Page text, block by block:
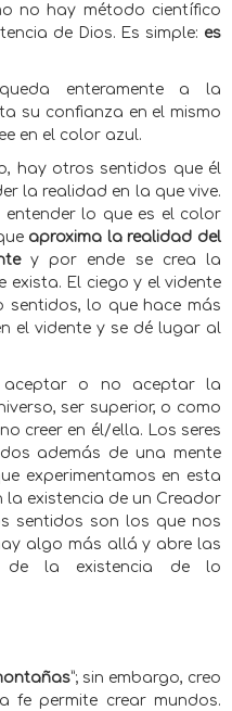
no hay método científico
de Dios. Es simple: es
enteramente a la
su confianza en el mismo
en el color azul.
hay otros sentidos que él
la realidad en la que vive.
entender lo que es el color
aproxima la realidad del
y por ende se crea la
El ciego y el vidente
lo que hace más
el vidente y se dé lugar al
aceptar o no aceptar la
ser superior, o como
creer en él/ella. Los seres
además de una mente
experimentamos en esta
existencia de un Creador
sentidos son los que nos
algo más allá y abre las
de la existencia de lo
”; sin embargo, creo
fe permite crear mundos.